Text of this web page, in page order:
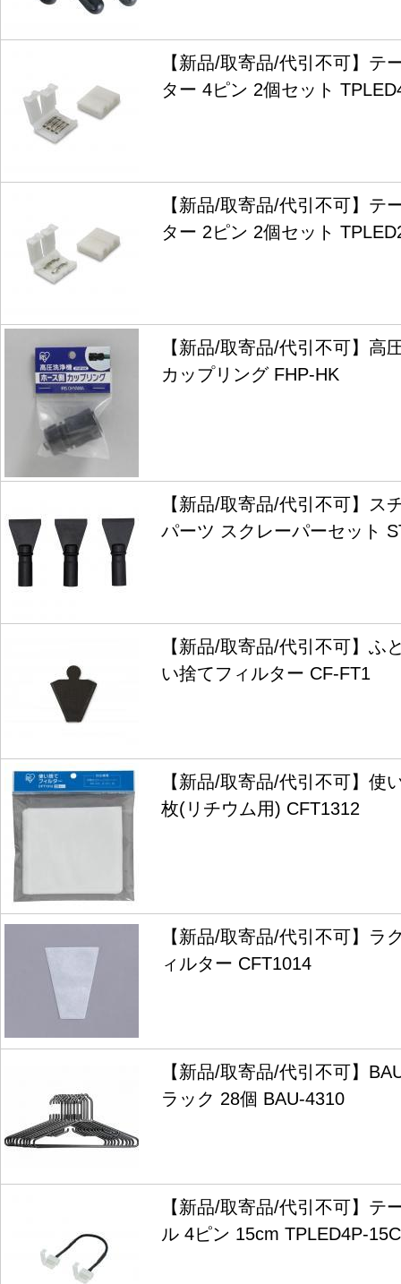
【新品/取寄品/代引不可】テ
ター 4ピン 2個セット
【新品/取寄品/代引不可】テ
ター 2ピン 2個セット
【新品/取寄品/代引不可】高
カップリング FHP-HK
【新品/取寄品/代引不可】ス
パーツ スクレーパーセット
【新品/取寄品/代引不可】ふ
い捨てフィルター CF-FT1
【新品/取寄品/代引不可】使
枚(リチウム用) CFT1312
【新品/取寄品/代引不可】ラ
ィルター CFT1014
【新品/取寄品/代引不可】
ラック 28個 BAU-4310
【新品/取寄品/代引不可】テ
ル 4ピン 15cm TPLED4P-15C